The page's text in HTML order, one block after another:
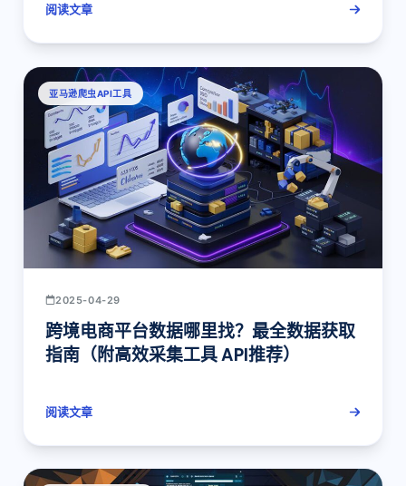
阅读文章
亚马逊爬虫API工具
2025-04-29
跨境电商平台数据哪里找？最全数据获取
指南（附高效采集工具 API推荐）
阅读文章